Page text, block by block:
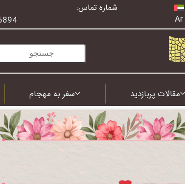
Ar
شماره تماس:
مقالات پربازدید سفر به مهجام